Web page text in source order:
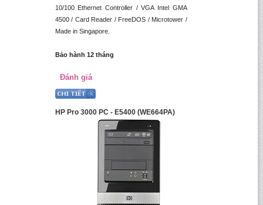
10/100 Ethernet Controller / VGA Intel GMA
4500 / Card Reader / FreeDOS / Microtower /
Made in Singapore.
Bảo hành 12 tháng
Đánh giá
HP Pro 3000 PC - E5400 (WE664PA)